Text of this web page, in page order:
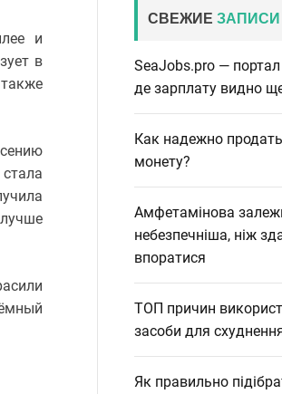
и
в
СВЕЖИЕ ЗАПИСИ
SeaJobs.pro —
де зарплату видно
Как надежно
монету?
Амфетамінова
небезпечніша, ніж
впоратися
ТОП причин
засоби для
Як правильно